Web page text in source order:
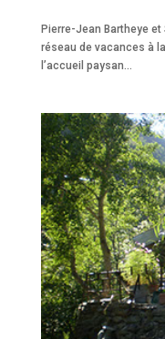
Pierre-Jean Bartheye
réseau de vacances à
l’accueil paysan...